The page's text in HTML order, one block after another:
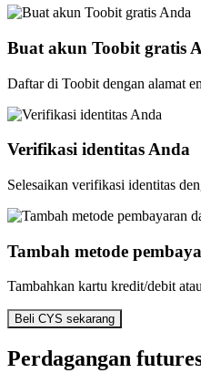
Buat akun Toobit gratis
Daftar di Toobit dengan alamat
Verifikasi identitas Anda
Selesaikan verifikasi identitas
Tambah metode
Tambahkan kartu kredit/debit
Beli CYS sekarang
Perdagangan